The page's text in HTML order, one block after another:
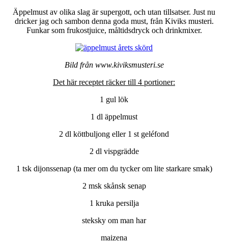
Äppelmust av olika slag är supergott, och utan tillsatser. Just nu
dricker jag och sambon denna goda must, från Kiviks musteri.
Funkar som frukostjuice, måltidsdryck och drinkmixer.
Bild från www.kiviksmusteri.se
Det här receptet räcker till 4 portioner:
1 gul lök
1 dl äppelmust
2 dl köttbuljong eller 1 st geléfond
2 dl vispgrädde
1 tsk dijonssenap (ta mer om du tycker om lite starkare smak)
2 msk skånsk senap
1 kruka persilja
steksky om man har
maizena